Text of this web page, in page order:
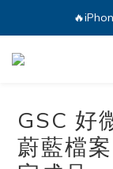
💕
GSC 好
蔚藍檔